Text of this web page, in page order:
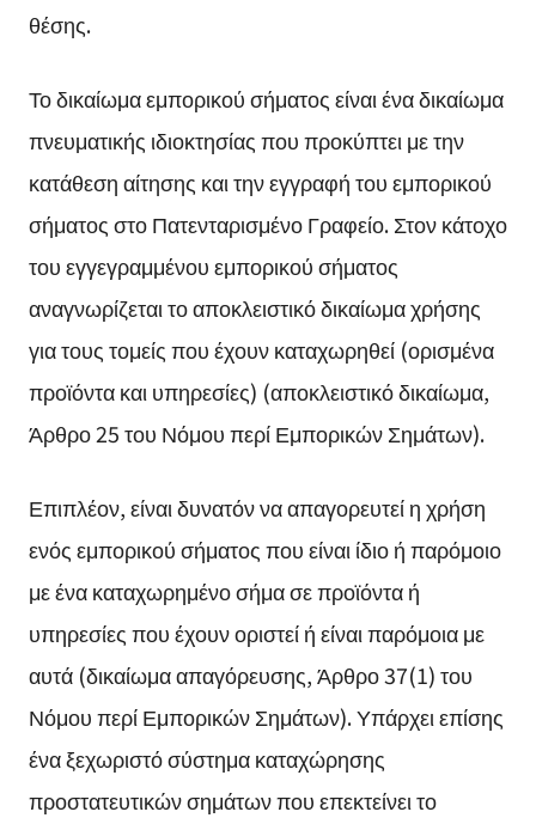
θέσης.
Το δικαίωμα εμπορικού σήματος είναι ένα δικαίωμα
πνευματικής ιδιοκτησίας που προκύπτει με την
κατάθεση αίτησης και την εγγραφή του εμπορικού
σήματος στο Πατενταρισμένο Γραφείο. Στον κάτοχο
του εγγεγραμμένου εμπορικού σήματος
αναγνωρίζεται το αποκλειστικό δικαίωμα χρήσης
για τους τομείς που έχουν καταχωρηθεί (ορισμένα
προϊόντα και υπηρεσίες) (αποκλειστικό δικαίωμα,
Άρθρο 25 του Νόμου περί Εμπορικών Σημάτων).
Επιπλέον, είναι δυνατόν να απαγορευτεί η χρήση
ενός εμπορικού σήματος που είναι ίδιο ή παρόμοιο
με ένα καταχωρημένο σήμα σε προϊόντα ή
υπηρεσίες που έχουν οριστεί ή είναι παρόμοια με
αυτά (δικαίωμα απαγόρευσης, Άρθρο 37(1) του
Νόμου περί Εμπορικών Σημάτων). Υπάρχει επίσης
ένα ξεχωριστό σύστημα καταχώρησης
προστατευτικών σημάτων που επεκτείνει το